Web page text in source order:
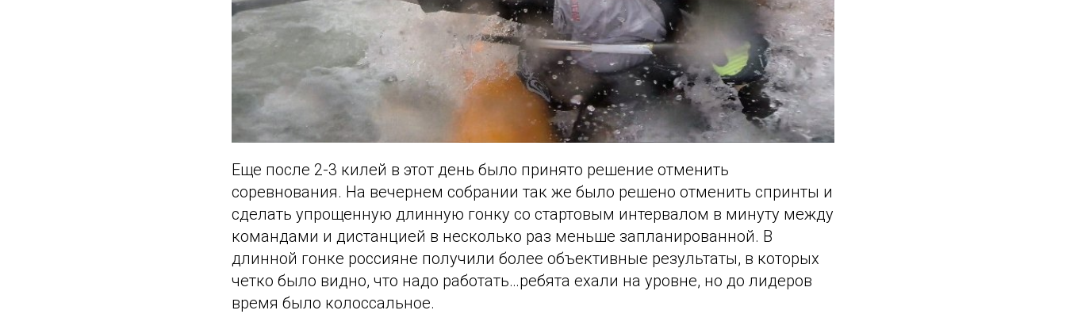
Еще после 2-3 килей в этот день было принято решение отменить
соревнования. На вечернем собрании так же было решено отменить спринты и
сделать упрощенную длинную гонку со стартовым интервалом в минуту между
командами и дистанцией в несколько раз меньше запланированной. В
длинной гонке россияне получили более объективные результаты, в которых
четко было видно, что надо работать…ребята ехали на уровне, но до лидеров
время было колоссальное.